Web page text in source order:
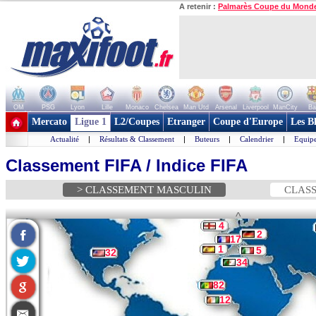
A retenir : Palmarès Coupe du
OM PSG Lyon Lille Monaco Chelsea Man Utd Arsenal Liverpool ManCity
+ de clubs
Mercato Ligue 1 L2/Coupes Etranger Coupe d'Europe Les
Actualité | Résultats & Classement | Buteurs | Calendrier |
Classement FIFA / Indice FIFA
> CLASSEMENT MASCULIN
^
32
4
17
2
1
5
12
82
34